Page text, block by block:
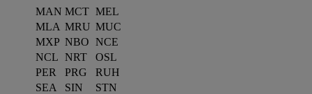
MAN MCT MEL
MLA MRU MUC
MXP NBO NCE
NCL NRT
OSL
PER
PRG
RUH
SEA
SIN
STN